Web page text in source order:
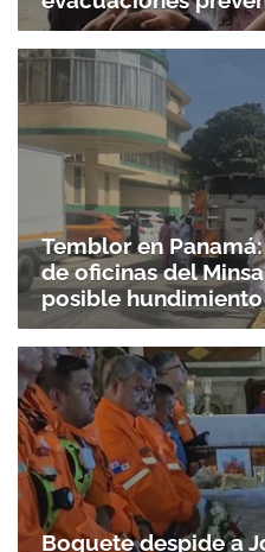
Gracias por
Temblor en
de oficinas del
posible
Boquete despide a